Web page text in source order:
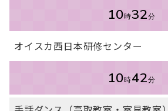
10時32分
オイスカ西日本研修センター
10時42分